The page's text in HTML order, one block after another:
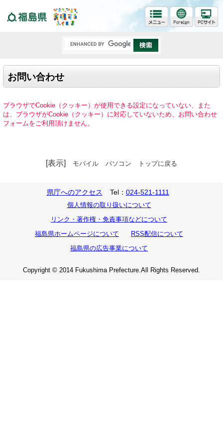
お問い合わせ
ブラウザでCookie（クッキー）が使用できる設定になっていない、また
は、ブラウザがCookie（クッキー）に対応していないため、お問い合わせ
フォームをご利用頂けません。
[表示] モバイル パソコン トップに戻る
県庁へのアクセス Tel： 024-521-1111
個人情報の取り扱いについて
リンク・著作権・免責事項などについて
福島県ホームページについて
RSS配信について
福島県の広告事業について
Copyright © 2014 Fukushima Prefecture.All Rights Reserved.